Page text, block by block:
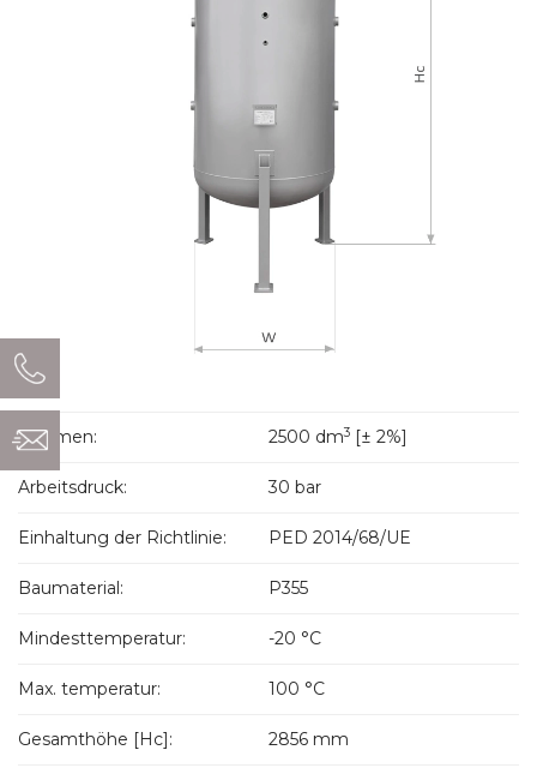
Volumen: 2500 dm3 [± 2%]
Arbeitsdruck: 30 bar
Einhaltung der Richtlinie: PED 2014/68/UE
Baumaterial: P355
Mindesttemperatur: -20 °C
Max. temperatur: 100 °C
Gesamthöhe [Hc]: 2856 mm